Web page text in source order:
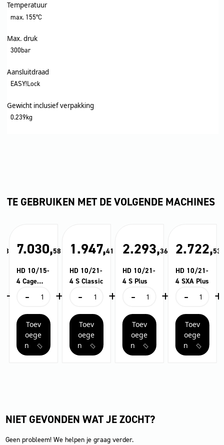
Temperatuur
max. 155°C
Max. druk
300bar
Aansluitdraad
EASY!Lock
Gewicht inclusief verpakking
0.239kg
TE GEBRUIKEN MET DE VOLGENDE MACHINES
7.030,58
HD 10/15-
4 Cage
-
HD
4
Cage
Food
aantal
+
Toev
oege
n
1.947,41
HD 10/21-
4 S Classic
-
HD
4
S
Classic
aantal
+
Toev
oege
n
2.293,36
HD 10/21-
4 S Plus
-
HD
4
S
Plus
aantal
+
Toev
oege
n
2.722,53
HD 10/21-
4 SXA Plus
-
HD
4
SXA
Plus
aantal
+
Toev
oege
n
78
+
NIET GEVONDEN WAT JE ZOCHT?
Geen probleem! We helpen je graag verder.